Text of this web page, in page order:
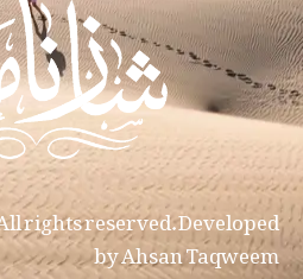
rights reserved. Developed
by Ahsan Taqweem